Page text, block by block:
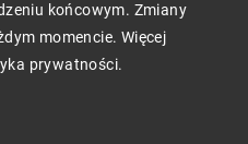
końcowym. Zmiany
momencie. Więcej
prywatności.